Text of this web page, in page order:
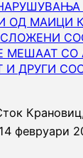
ОД МАИЦИ
СЛОЖЕНИ
МЕШААТ СО
И ДРУГИ
февруари